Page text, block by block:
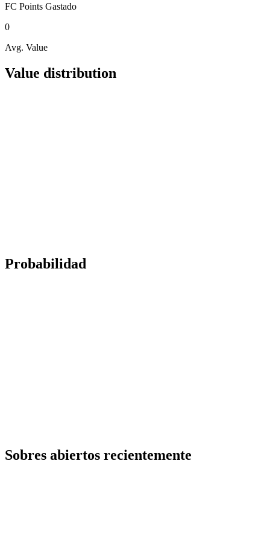
FC Points Gastado
0
Avg. Value
Value distribution
Probabilidad
Sobres abiertos recientemente